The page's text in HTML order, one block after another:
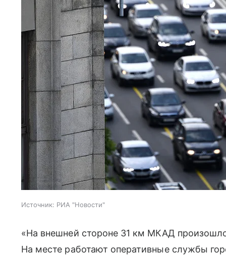
Источник: РИА "Новости"
«На внешней стороне 31 км МКАД
На месте работают оперативные службы